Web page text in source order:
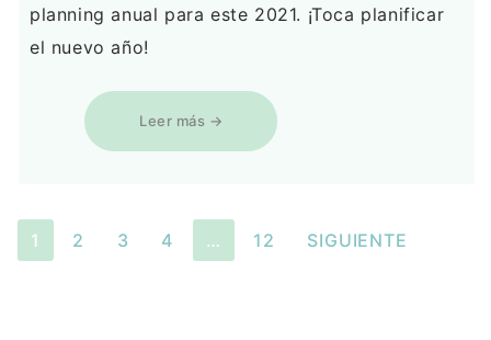
planning anual para este 2021. ¡Toca planificar
el nuevo año!
Leer más →
Paginación
1 2 3 4 … 12 SIGUIENTE